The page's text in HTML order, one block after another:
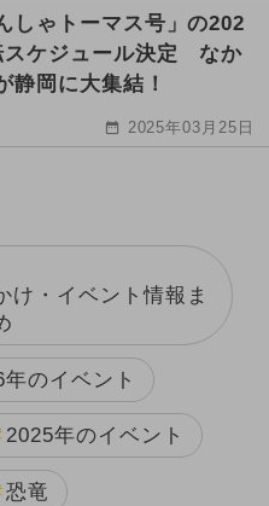
しゃトーマス号」の202
スケジュール決定 なか
静岡に大集結！
2025年03月25日
け・イベント情報ま
年のイベント
2025年のイベント
恐竜